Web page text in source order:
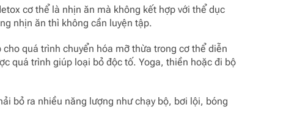
cơ thể là nhịn ăn mà không kết hợp với thể dục
nhịn ăn thì không cần luyện tập.
quá trình chuyển hóa mỡ thừa trong cơ thể diễn
quá trình giúp loại bỏ độc tố. Yoga, thiền hoặc đi bộ
bỏ ra nhiều năng lượng như chạy bộ, bơi lội, bóng